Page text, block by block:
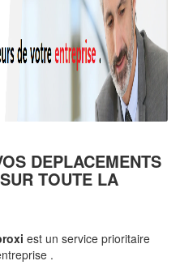
DEPLACEMENTS
TOUTE LA
est un service prioritaire
.